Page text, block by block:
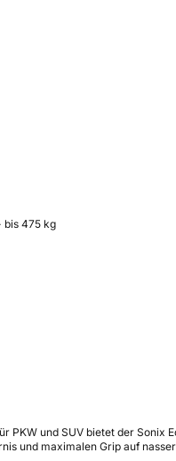
bis 475 kg
PKW und SUV bietet der Sonix
und maximalen Grip auf